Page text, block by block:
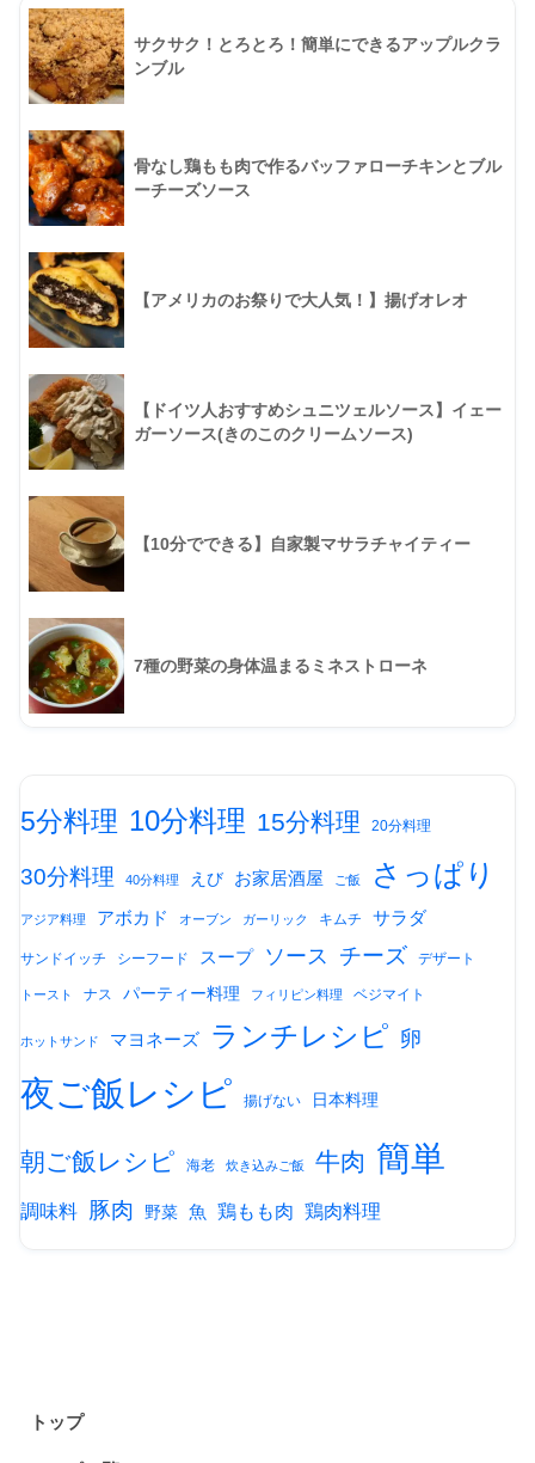
サクサク！とろとろ！簡単にできるアップルクラ
ンブル
骨なし鶏もも肉で作るバッファローチキンとブル
ーチーズソース
【アメリカのお祭りで大人気！】揚げオレオ
【ドイツ人おすすめシュニツェルソース】イェー
ガーソース(きのこのクリームソース)
【10分でできる】自家製マサラチャイティー
7種の野菜の身体温まるミネストローネ
5分料理 10分料理 15分料理 20分料理
30分料理 40分料理 えび お家居酒屋 ご飯 さっぱり
アジア料理 アボカド オーブン ガーリック キムチ サラダ
サンドイッチ シーフード スープ ソース チーズ デザート
トースト ナス パーティー料理 フィリピン料理 ベジマイト
ホットサンド マヨネーズ ランチレシピ 卵
夜ご飯レシピ 揚げない 日本料理
朝ご飯レシピ 海老 炊き込みご飯 牛肉 簡単
調味料 豚肉 野菜 魚 鶏もも肉 鶏肉料理
トップ